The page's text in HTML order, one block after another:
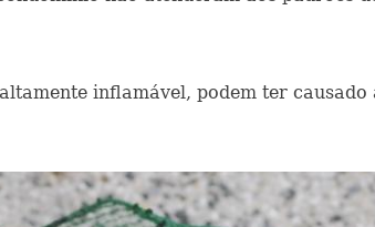
inflamável, podem ter